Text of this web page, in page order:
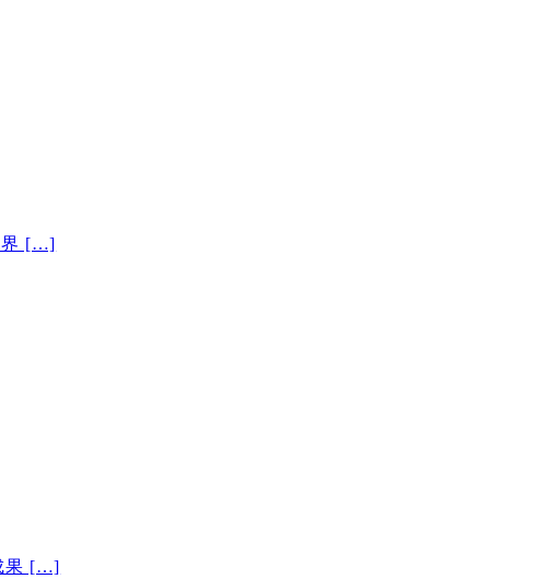
界 […]
果 […]